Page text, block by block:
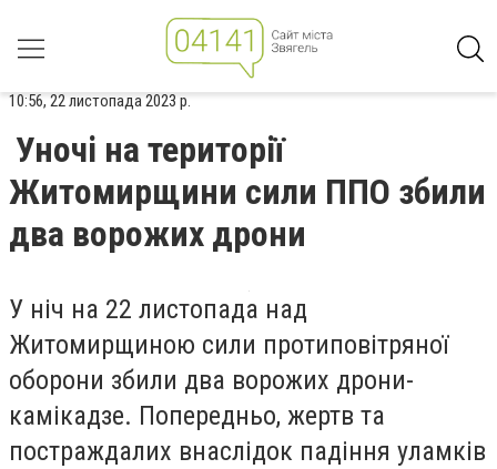
10:56, 22 листопада 2023 р.
Уночі на території
Житомирщини сили ППО збили
два ворожих дрони
У ніч на 22 листопада над
Житомирщиною сили протиповітряної
оборони збили два ворожих дрони-
камікадзе. Попередньо, жертв та
постраждалих внаслідок падіння уламків